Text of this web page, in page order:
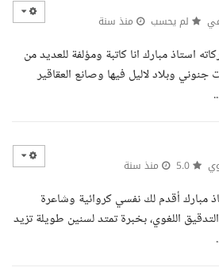
لم يحسب منذ سنة
استاذ مبارك انا كاتبة ومؤلفة للعديد من
جنوني وبلاد لاليل فيها وصانع العقاقير
منذ سنة
مبارك أقدم لك نفسي كروائية وشاعرة
اللغوي، بخبرة تمتد لسنين طويلة تزيد